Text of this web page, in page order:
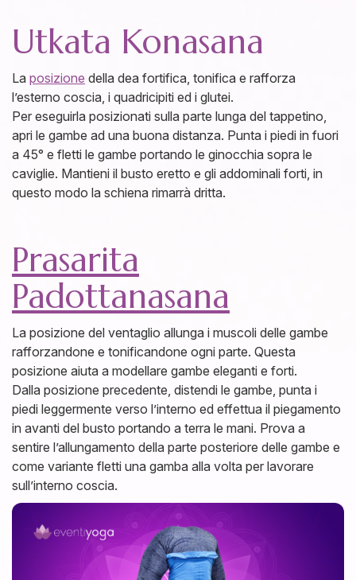
Utkata Konasana
La posizione della dea fortifica, tonifica e rafforza
l’esterno coscia, i quadricipiti ed i glutei.
Per eseguirla posizionati sulla parte lunga del tappetino,
apri le gambe ad una buona distanza. Punta i piedi in fuori
a 45° e fletti le gambe portando le ginocchia sopra le
caviglie. Mantieni il busto eretto e gli addominali forti, in
questo modo la schiena rimarrà dritta.
Prasarita
Padottanasana
La posizione del ventaglio allunga i muscoli delle gambe
rafforzandone e tonificandone ogni parte. Questa
posizione aiuta a modellare gambe eleganti e forti.
Dalla posizione precedente, distendi le gambe, punta i
piedi leggermente verso l’interno ed effettua il piegamento
in avanti del busto portando a terra le mani. Prova a
sentire l’allungamento della parte posteriore delle gambe e
come variante fletti una gamba alla volta per lavorare
sull’interno coscia.